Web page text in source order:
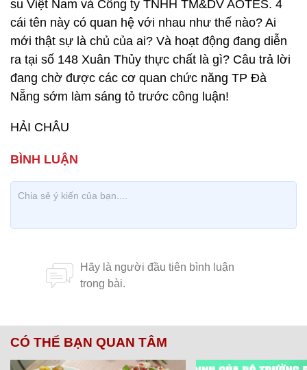
su Việt Nam và Công ty TNHH TM&DV AOTES. 4
cái tên này có quan hệ với nhau như thế nào? Ai
mới thật sự là chủ của ai? Và hoạt động đang diễn
ra tại số 148 Xuân Thủy thực chất là gì? Câu trả lời
đang chờ được các cơ quan chức năng TP Đà
Nẵng sớm làm sáng tỏ trước công luận!
HẢI CHÂU
CÓ THỂ BẠN QUAN TÂM